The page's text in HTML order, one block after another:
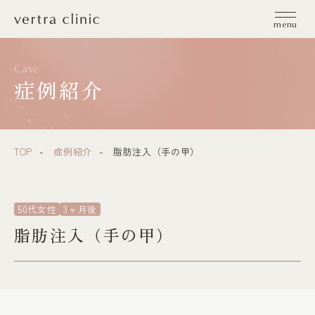
vertra clinic（ヴェルトラクリニック）
menu
Case
症例紹介
TOP 症例紹介 脂肪注入（手の甲）
50代女性 3ヶ月後
脂肪注入（手の甲）